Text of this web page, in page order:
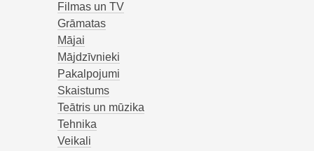
Filmas un TV
Grāmatas
Mājai
Mājdzīvnieki
Pakalpojumi
Skaistums
Teātris un mūzika
Tehnika
Veikali